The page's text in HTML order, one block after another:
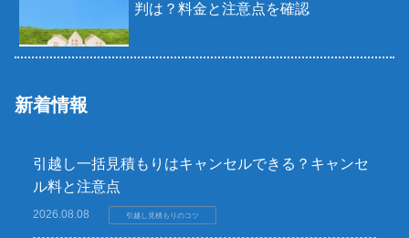
判は？料金と注意点を確認
新着情報
引越し一括見積もりはキャンセルできる？キャンセ
ル料と注意点
2026.08.08 引越し見積もりのコツ